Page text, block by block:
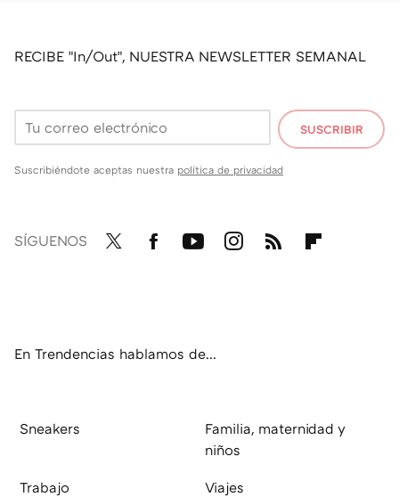
RECIBE "In/Out", NUESTRA NEWSLETTER SEMANAL
SUSCRIBIR
Suscribiéndote aceptas nuestra política de privacidad
SÍGUENOS
En Trendencias hablamos de...
Sneakers
Familia, maternidad y
niños
Trabajo Viajes